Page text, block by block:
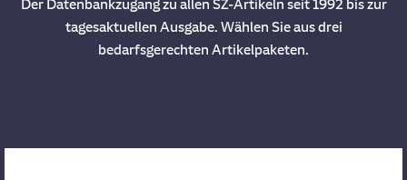
Der Datenbankzugang zu allen SZ-Artikeln seit 1992 bis zur
tagesaktuellen Ausgabe. Wählen Sie aus drei
bedarfsgerechten Artikelpaketen.